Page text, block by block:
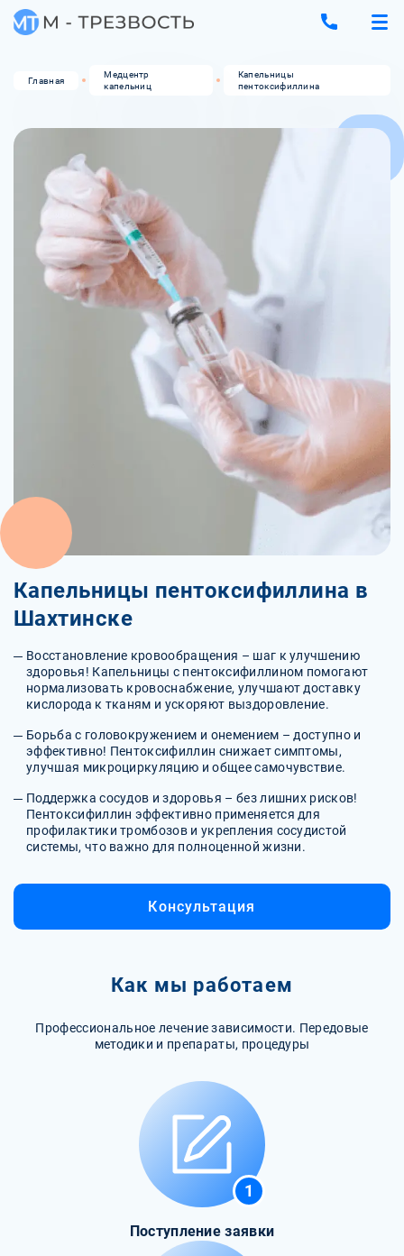
Главная
Медцентр
капельниц
Капельницы
пентоксифиллина
Капельницы пентоксифиллина в
Шахтинске
Восстановление кровообращения – шаг к улучшению
здоровья! Капельницы с пентоксифиллином помогают
нормализовать кровоснабжение, улучшают доставку
кислорода к тканям и ускоряют выздоровление.
Борьба с головокружением и онемением – доступно и
эффективно! Пентоксифиллин снижает симптомы,
улучшая микроциркуляцию и общее самочувствие.
Поддержка сосудов и здоровья – без лишних рисков!
Пентоксифиллин эффективно применяется для
профилактики тромбозов и укрепления сосудистой
системы, что важно для полноценной жизни.
Консультация
Как мы работаем
Профессиональное лечение зависимости. Передовые
методики и препараты, процедуры
1
Поступление заявки